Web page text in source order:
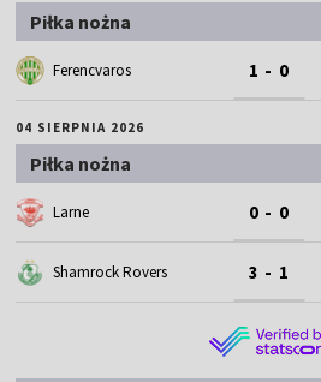
Piłka nożna
Ferencvaros 1 - 0
04 SIERPNIA 2026
Piłka nożna
Larne 0 - 0
Shamrock Rovers 3 - 1